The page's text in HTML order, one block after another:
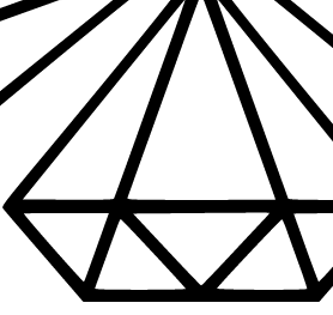
vietoje ir pristatome visoje
ar iškilo problemų su užsakymu, mus